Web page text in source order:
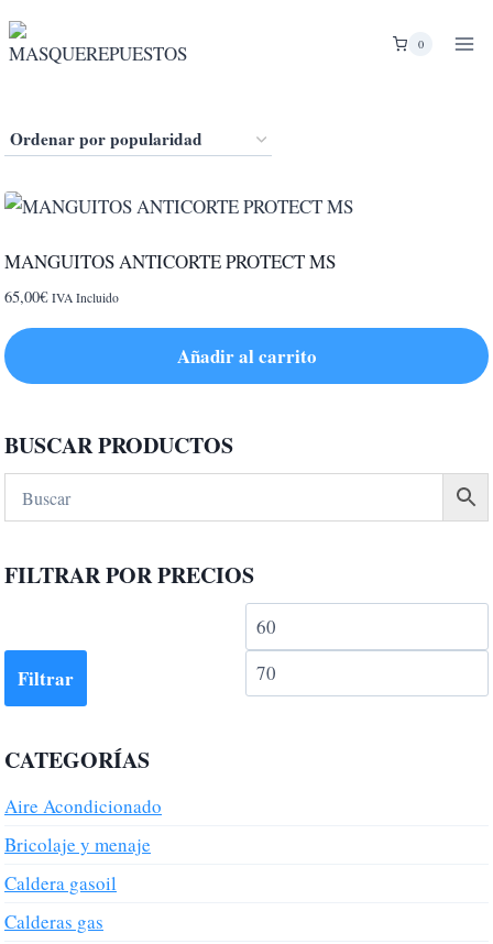
al
0
MANGUITOS ANTICORTE PROTECT MS
65,00€ IVA Incluido
Añadir al carrito
BUSCAR PRODUCTOS
FILTRAR POR PRECIOS
Precio
mínimo
Filtrar
CATEGORÍAS
Aire Acondicionado
Bricolaje y menaje
Caldera gasoil
Calderas gas